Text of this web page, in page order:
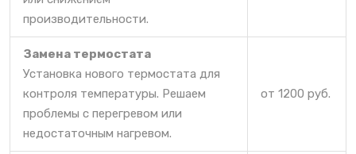
производительности.
Замена термостата
Установка нового термостата для
контроля температуры. Решаем
проблемы с перегревом или
недостаточным нагревом.
от 1200 руб.